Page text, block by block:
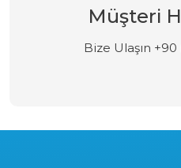
Müşteri
Bize Ulaşın